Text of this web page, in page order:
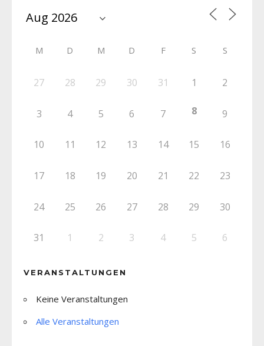
M D M D F S S
27 28 29 30 31 1 2
3 4 5 6 7 8 9
10 11 12 13 14 15 16
17 18 19 20 21 22 23
24 25 26 27 28 29 30
31 1 2 3 4 5 6
VERANSTALTUNGEN
Keine Veranstaltungen
Alle Veranstaltungen